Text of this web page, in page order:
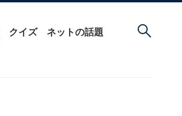
クイズ ネットの話題